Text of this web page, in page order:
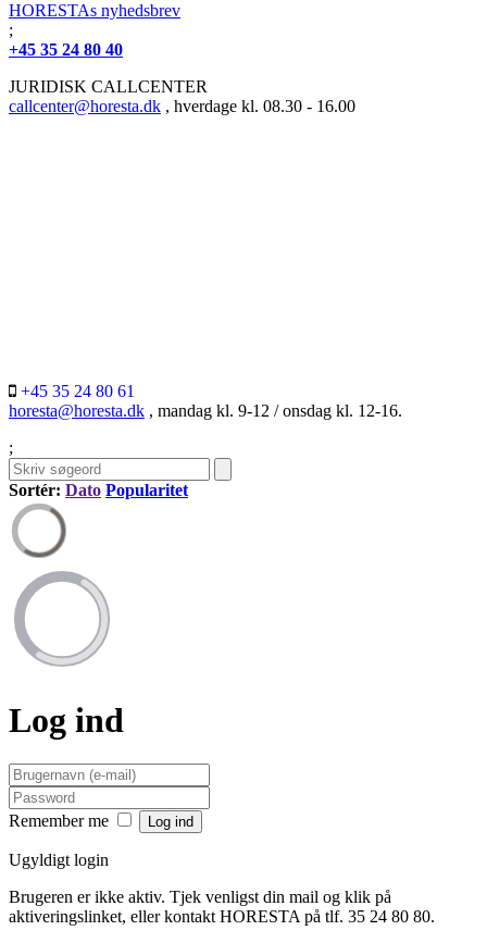
HORESTAs nyhedsbrev
;
+45 35 24 80 40
JURIDISK CALLCENTER
callcenter@horesta.dk , hverdage kl. 08.30 - 16.00
+45 35 24 80 61
horesta@horesta.dk , mandag kl. 9-12 / onsdag kl. 12-16.
;
Sortér: Dato Popularitet
Log ind
Remember me
Ugyldigt login
Brugeren er ikke aktiv. Tjek venligst din mail og klik på
aktiveringslinket, eller kontakt HORESTA på tlf. 35 24 80 80.